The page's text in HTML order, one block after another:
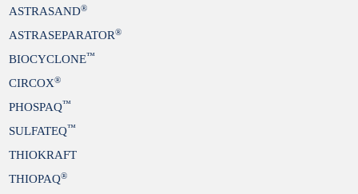
ASTRASAND®
ASTRASEPARATOR®
BIOCYCLONE™
CIRCOX®
PHOSPAQ™
SULFATEQ™
THIOKRAFT
THIOPAQ®